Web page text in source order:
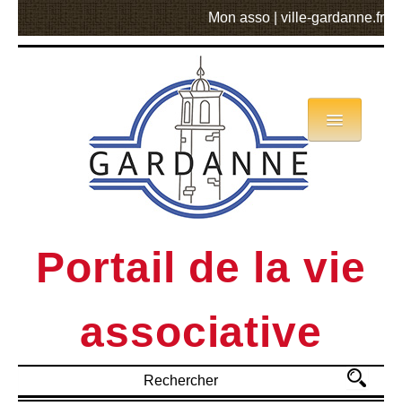
Mon asso ville-gardanne.fr
Portail de la vie
associative
Annuaire
Actualités
MVA